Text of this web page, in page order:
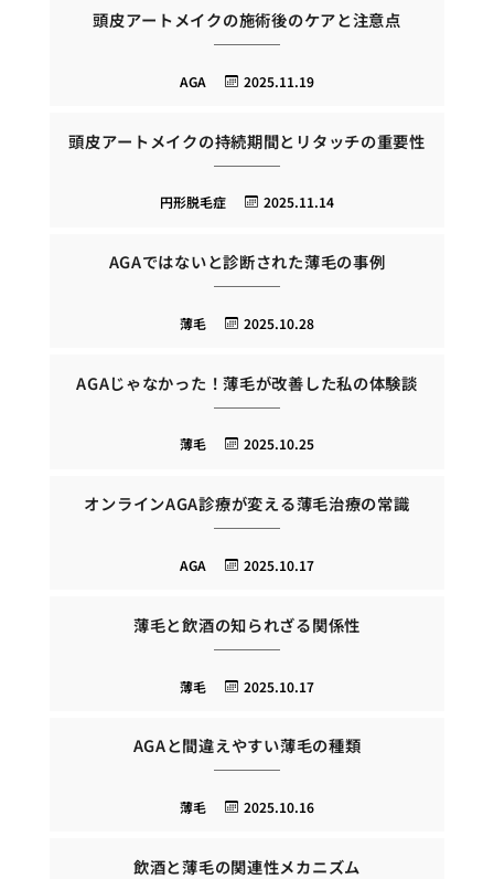
頭皮アートメイクの施術後のケアと注意点
2025.11.19
AGA
頭皮アートメイクの持続期間とリタッチの重要性
2025.11.14
円形脱毛症
AGAではないと診断された薄毛の事例
2025.10.28
薄毛
AGAじゃなかった！薄毛が改善した私の体験談
2025.10.25
薄毛
オンラインAGA診療が変える薄毛治療の常識
2025.10.17
AGA
薄毛と飲酒の知られざる関係性
2025.10.17
薄毛
AGAと間違えやすい薄毛の種類
2025.10.16
薄毛
飲酒と薄毛の関連性メカニズム